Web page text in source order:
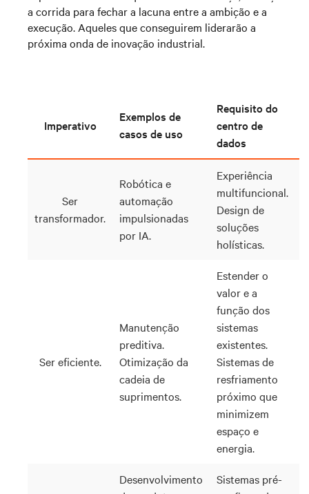
a corrida para fechar a lacuna entre a ambição e a
execução. Aqueles que conseguirem liderarão a
próxima onda de inovação industrial.
Imperativo
Exemplos de
casos de uso
Requisito do
centro de
dados
Ser
transformador.
Robótica e
automação
impulsionadas
por IA.
Experiência
multifuncional.
Design de
soluções
holísticas.
Ser eficiente.
Manutenção
preditiva.
Otimização da
cadeia de
suprimentos.
Estender o
valor e a
função dos
sistemas
existentes.
Sistemas de
resfriamento
próximo que
minimizem
espaço e
energia.
Desenvolvimento
Sistemas pré-